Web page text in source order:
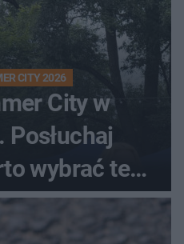
CITY 2026
City w
wybrać ten
urlop!